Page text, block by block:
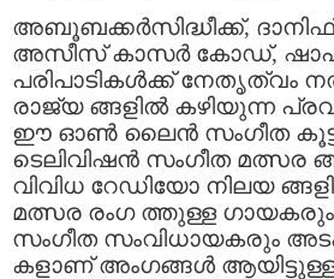
അബൂബക്കര്‍സിദ്ധീക്ക്,
അസീസ്‌ കാസര്‍ കോഡ്,
പരിപാടികള്‍ക്ക് നേതൃത്വം
രാജ്യ ങ്ങളില്‍ കഴിയുന്ന
ഈ ഓണ്‍ ലൈന്‍ സംഗീത
ടെലിവിഷന്‍ സംഗീത മത്സര
വിവിധ റേഡിയോ നിലയ
മത്സര രംഗ ത്തുള്ള ഗായകരും
സംഗീത സംവിധായകരും
കളാണ് അംഗങ്ങള്‍